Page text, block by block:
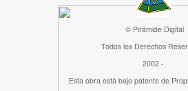
© Pirámide Digital
Todos los Derechos
2002 -
Esta obra está bajo patente de